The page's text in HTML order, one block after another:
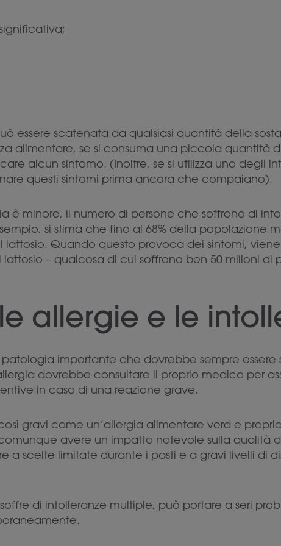
essere scatenata da qualsiasi quantità della
alimentare, se si consuma una piccola quantità
alcun sintomo. (Inoltre, se si utilizza uno degli
questi sintomi prima ancora che compaiano).
è minore, il numero di persone che soffrono di
si stima che fino al 68% della popolazione
lattosio. Quando questo provoca dei sintomi,
– qualcosa di cui soffrono ben 50 milioni di
allergie e le
patologia importante che dovrebbe sempre essere
dovrebbe consultare il proprio medico per
in caso di una reazione grave.
gravi come un’allergia alimentare vera e
avere un impatto notevole sulla qualità
a scelte limitate durante i pasti e a gravi livelli di
di intolleranze multiple, può portare a seri